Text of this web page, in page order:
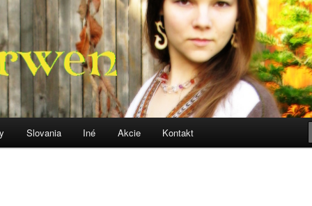
Slovania Iné Akcie Kontakt